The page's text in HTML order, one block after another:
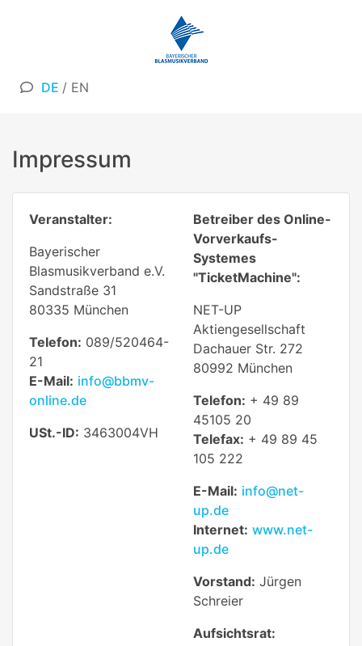
DE / EN
Impressum
Veranstalter:
Bayerischer
Blasmusikverband e.V.
Sandstraße 31
80335 München
Telefon: 089/520464-
21
E-Mail: info@bbmv-
online.de
USt.-ID: 3463004VH
Betreiber des Online-
Vorverkaufs-
Systemes
"TicketMachine":
NET-UP
Aktiengesellschaft
Dachauer Str. 272
80992 München
Telefon: + 49 89
45105 20
Telefax: + 49 89 45
105 222
E-Mail: info@net-
up.de
Internet: www.net-
up.de
Vorstand: Jürgen
Schreier
Aufsichtsrat: